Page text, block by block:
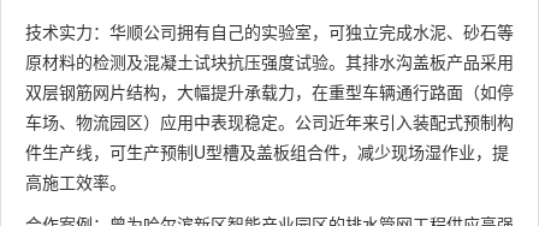
技术实力：华顺公司拥有自己的实验室，可独立完成水泥、砂石等
原材料的检测及混凝土试块抗压强度试验。其排水沟盖板产品采用
双层钢筋网片结构，大幅提升承载力，在重型车辆通行路面（如停
车场、物流园区）应用中表现稳定。公司近年来引入装配式预制构
件生产线，可生产预制U型槽及盖板组合件，减少现场湿作业，提
高施工效率。